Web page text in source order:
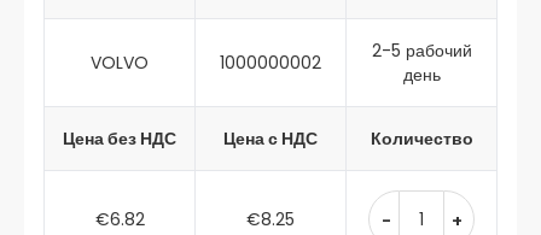
VOLVO 1000000002
2-5 рабочий
день
Цена без НДС Цена с НДС Количество
€6.82 €8.25 - +